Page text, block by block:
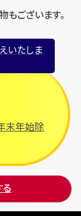
ございます。
いたしま
末年始除